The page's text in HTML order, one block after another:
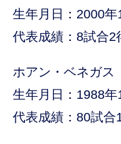
生年月日：2000年
代表成績：8試合2
ホアン・ベネガス
生年月日：1988年
代表成績：80試合